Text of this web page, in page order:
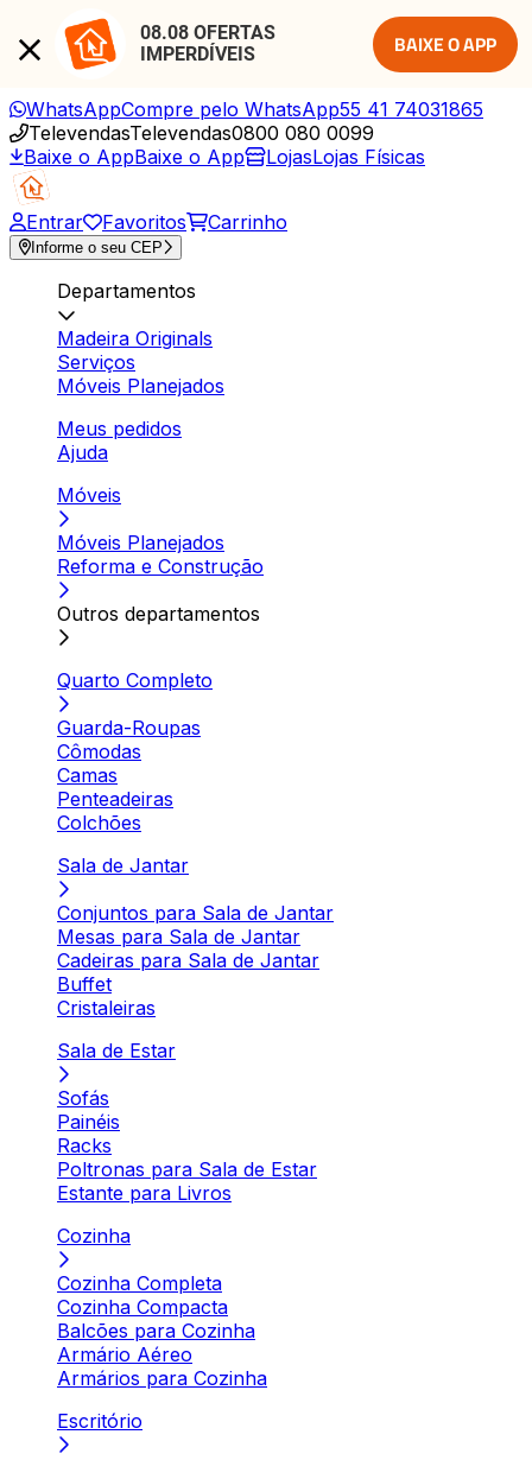
08.08 OFERTAS
IMPERDÍVEIS
BAIXE O APP
WhatsAppCompre pelo WhatsApp55 41 74031865
TelevendasTelevendas0800 080 0099
Baixe o AppBaixe o App LojasLojas Físicas
Entrar Favoritos Carrinho
Informe o seu CEP
Departamentos
Madeira Originals
Serviços
Móveis Planejados
Meus pedidos
Ajuda
Móveis
Móveis Planejados
Reforma e Construção
Outros departamentos
Quarto Completo
Guarda-Roupas
Cômodas
Camas
Penteadeiras
Colchões
Sala de Jantar
Conjuntos para Sala de Jantar
Mesas para Sala de Jantar
Cadeiras para Sala de Jantar
Buffet
Cristaleiras
Sala de Estar
Sofás
Painéis
Racks
Poltronas para Sala de Estar
Estante para Livros
Cozinha
Cozinha Completa
Cozinha Compacta
Balcões para Cozinha
Armário Aéreo
Armários para Cozinha
Escritório